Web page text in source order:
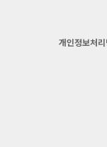
개인정보처